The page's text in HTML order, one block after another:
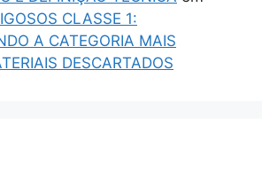
CLASSE 1:
A CATEGORIA MAIS
DESCARTADOS